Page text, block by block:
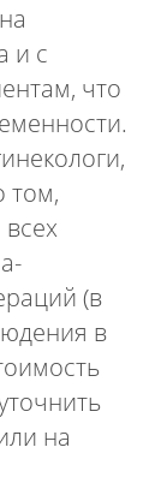
и с
что
том,
(в
в
на